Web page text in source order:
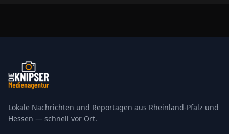
Lokale Nachrichten und Reportagen aus Rheinland-Pfalz und
Hessen — schnell vor Ort.